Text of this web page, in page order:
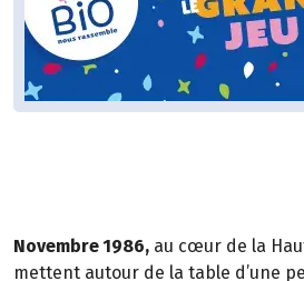
Novembre1986, au cœur de la
mettent autour de la table d’une